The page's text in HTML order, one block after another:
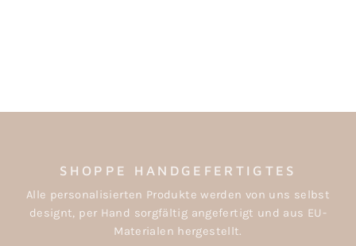
SHOPPE HANDGEFERTIGTES
Alle personalisierten Produkte werden von uns selbst
designt, per Hand sorgfältig angefertigt und aus EU-
Materialen hergestellt.